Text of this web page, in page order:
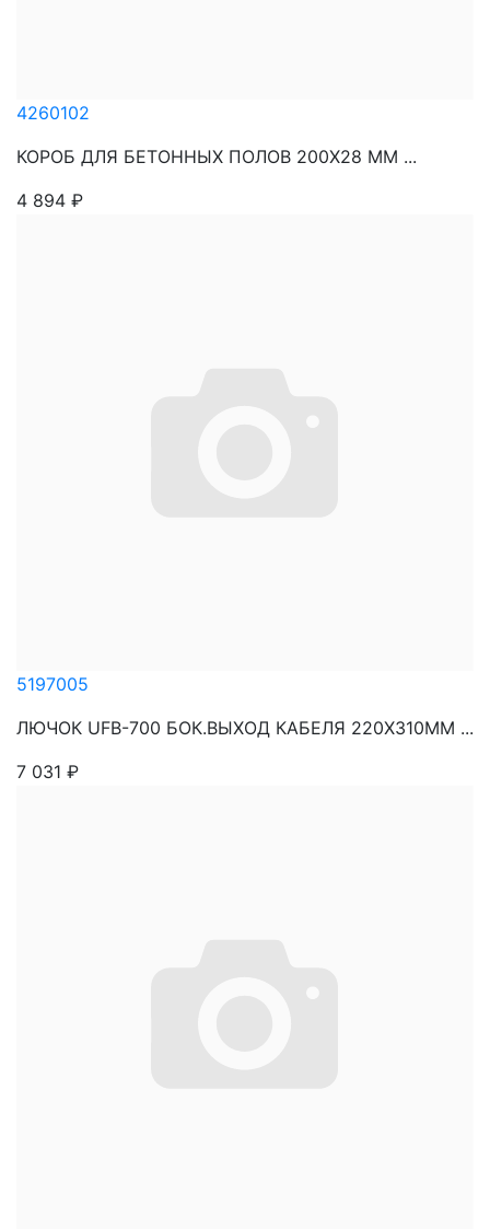
4260102
КОРОБ ДЛЯ БЕТОННЫХ ПОЛОВ 200Х28 ММ ...
4 894 ₽
5197005
ЛЮЧОК UFB-700 БОК.ВЫХОД КАБЕЛЯ 220X310MM ...
7 031 ₽